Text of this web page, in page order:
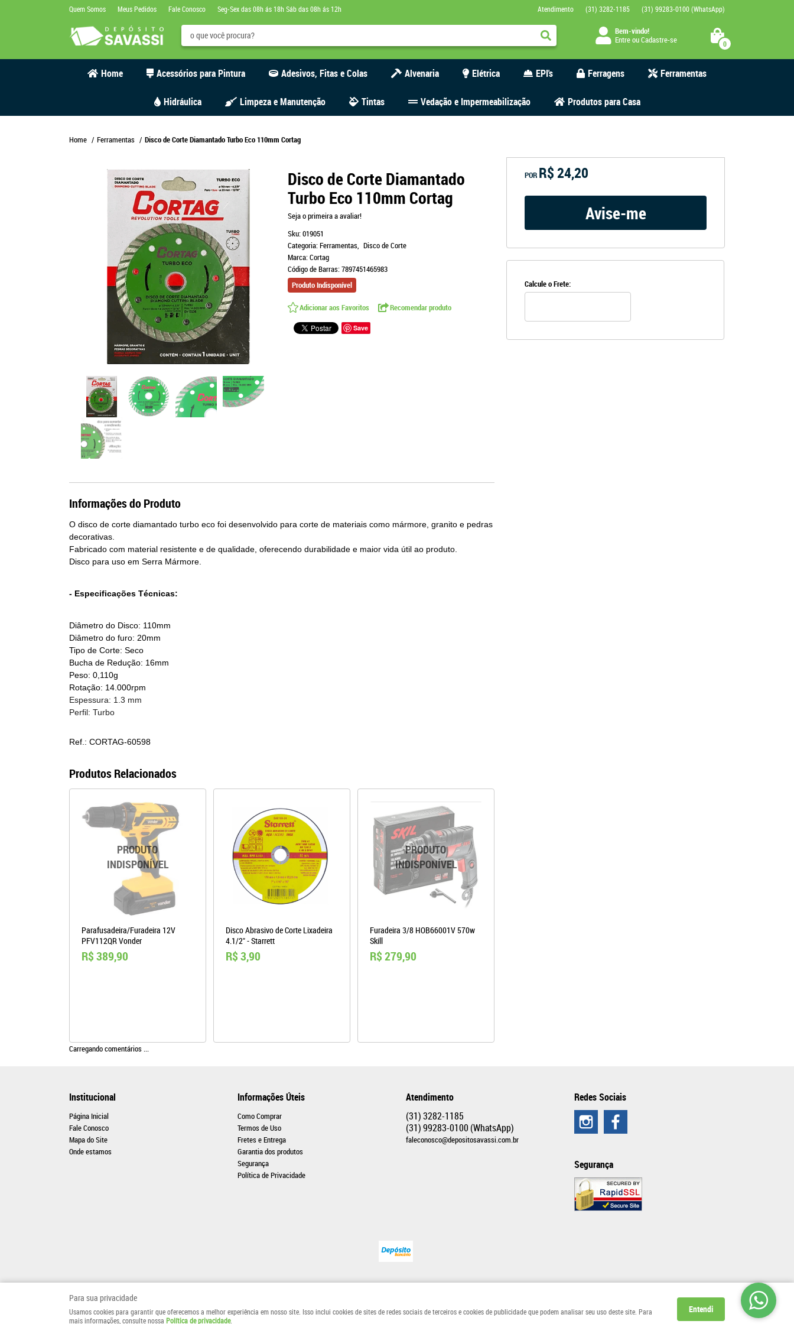
Quem Somos Meus Pedidos Fale Conosco Seg-Sex das 08h ás 18h Sáb das 08h ás 12h Atendimento (31) 3282-1185 (31) 99283-0100(WhatsApp)
Bem-vindo!
EntreouCadastre-se 0
Home Acessórios para Pintura Adesivos, Fitas e Colas Alvenaria Elétrica EPI's Ferragens Ferramentas
Hidráulica Limpeza e Manutenção Tintas Vedação e Impermeabilização Produtos para Casa
Home Ferramentas Disco de Corte Diamantado Turbo Eco 110mm Cortag
Disco de Corte Diamantado
Turbo Eco 110mm Cortag
Seja o primeira a avaliar!
Sku:019051
Categoria:Ferramentas Disco de Corte
Marca:Cortag
Código de Barras:7897451465983
Produto Indisponível
Adicionar aos Favoritos Recomendar produto
Save
POR R$ 24,20
Avise-me
Calcule o Frete:
Informações do Produto
O disco de corte diamantado turbo eco foi desenvolvido para corte de materiais como mármore, granito e pedras
decorativas.
Fabricado com material resistente e de qualidade, oferecendo durabilidade e maior vida útil ao produto.
Disco para uso em Serra Mármore.
- Especificações Técnicas:
Diâmetro do Disco: 110mm
Diâmetro do furo: 20mm
Tipo de Corte: Seco
Bucha de Redução: 16mm
Peso: 0,110g
Rotação: 14.000rpm
Espessura: 1.3 mm
Perfil: Turbo
Ref.: CORTAG-60598
Produtos Relacionados
Parafusadeira/Furadeira 12V
PFV112QR Vonder
R$ 389,90
Disco Abrasivo de Corte Lixadeira
4.1/2" - Starrett
R$ 3,90
Furadeira 3/8 HOB66001V 570w
Skill
R$ 279,90
Carregando comentários ...
Institucional
Página Inicial
Fale Conosco
Mapa do Site
Onde estamos
Informações Úteis
Como Comprar
Termos de Uso
Fretes e Entrega
Garantia dos produtos
Segurança
Política de Privacidade
Atendimento
(31)3282-1185
(31)99283-0100 (WhatsApp)
faleconosco@depositosavassi.com.br
Redes Sociais
Segurança
Para sua privacidade
Usamos cookies para garantir que oferecemos a melhor experiência em nosso site. Isso inclui cookies de sites de redes sociais de terceiros e cookies de publicidade que podem analisar seu uso deste site. Para
mais informações, consulte nossa Política de privacidade.
Entendi